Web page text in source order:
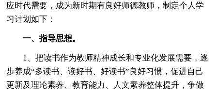
应时代需要，成为新时期有良好师德教师，制定个人学
习计划如下：
一、指导思想。
1、把读书作为教师精神成长和专业化发展需要，逐
步养成“多读书、读好书、好读书”良好习惯，促进自己
更新及理论素养、教育能力、人文素养整体提升，争做